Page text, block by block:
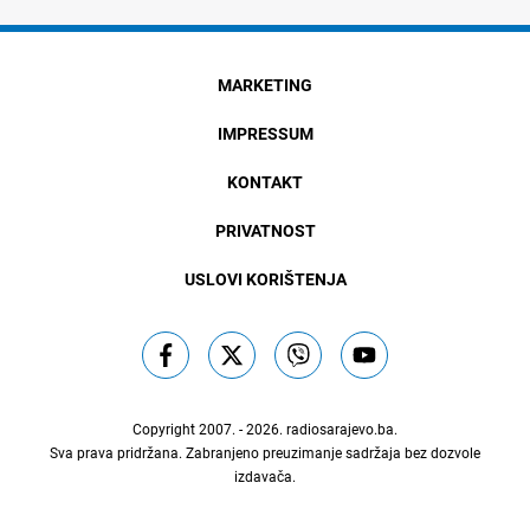
MARKETING
IMPRESSUM
KONTAKT
PRIVATNOST
USLOVI KORIŠTENJA
Copyright 2007. - 2026. radiosarajevo.ba.
Sva prava pridržana. Zabranjeno preuzimanje sadržaja bez dozvole
izdavača.